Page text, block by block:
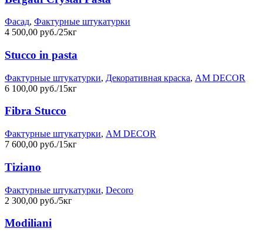
Фасад, Фактурные штукатурки
4 500,00 руб./25кг
Stucco in pasta
Фактурные штукатурки, Декоративная краска, AM DECOR
6 100,00 руб./15кг
Fibra Stucco
Фактурные штукатурки, AM DECOR
7 600,00 руб./15кг
Tiziano
Фактурные штукатурки, Decoro
2 300,00 руб./5кг
Modiliani